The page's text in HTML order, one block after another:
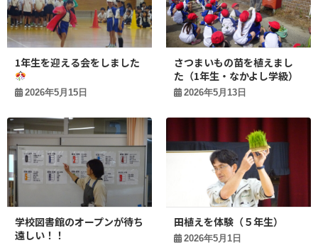
1年生を迎える会をしました
2026年5月15日
さつまいもの苗を植えまし
た（1年生・なかよし学級）
2026年5月13日
学校図書館のオープンが待ち
遠しい！！
田植えを体験（５年生）
2026年5月1日